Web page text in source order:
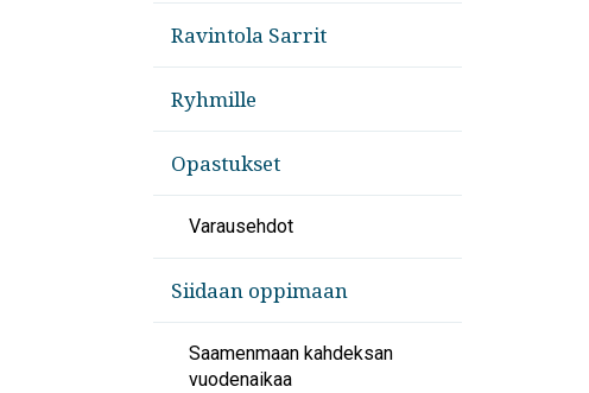
Ravintola Sarrit
Ryhmille
Opastukset
Varausehdot
Siidaan oppimaan
Saamenmaan kahdeksan
vuodenaikaa